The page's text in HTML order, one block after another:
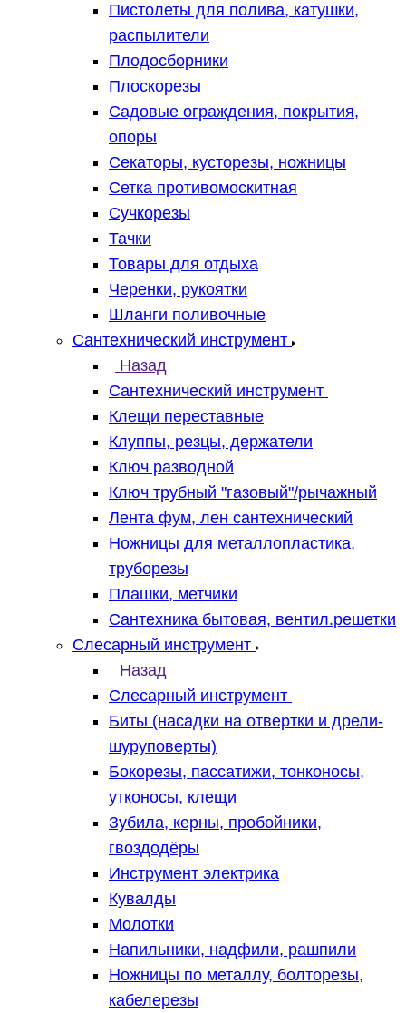
Пистолеты для полива, катушки,
распылители
Плодосборники
Плоскорезы
Садовые ограждения, покрытия,
опоры
Секаторы, кусторезы, ножницы
Сетка противомоскитная
Сучкорезы
Тачки
Товары для отдыха
Черенки, рукоятки
Шланги поливочные
Сантехнический инструмент
Назад
Сантехнический инструмент
Клещи переставные
Клуппы, резцы, держатели
Ключ разводной
Ключ трубный "газовый"/рычажный
Лента фум, лен сантехнический
Ножницы для металлопластика,
труборезы
Плашки, метчики
Сантехника бытовая, вентил.решетки
Слесарный инструмент
Назад
Слесарный инструмент
Биты (насадки на отвертки и дрели-
шуруповерты)
Бокорезы, пассатижи, тонконосы,
утконосы, клещи
Зубила, керны, пробойники,
гвоздодёры
Инструмент электрика
Кувалды
Молотки
Напильники, надфили, рашпили
Ножницы по металлу, болторезы,
кабелерезы